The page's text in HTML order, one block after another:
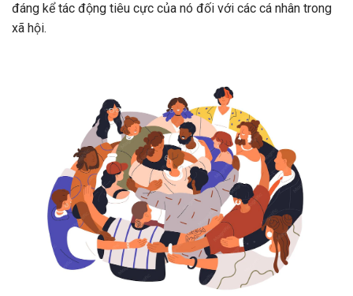
đáng kể tác động tiêu cực của nó đối với các cá nhân trong
xã hội.